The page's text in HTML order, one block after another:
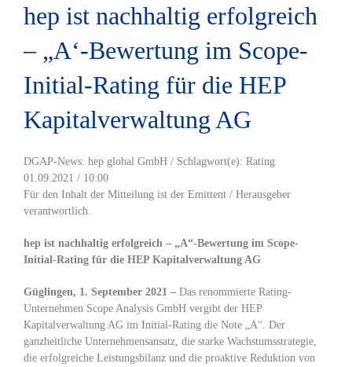
hep ist nachhaltig erfolgreich
– „A‘-Bewertung im Scope-
Initial-Rating für die HEP
Kapitalverwaltung AG
DGAP-News: hep global GmbH / Schlagwort(e): Rating
01.09.2021 / 10:00
Für den Inhalt der Mitteilung ist der Emittent / Herausgeber
verantwortlich.
hep ist nachhaltig erfolgreich – „A“-Bewertung im Scope-
Initial-Rating für die HEP Kapitalverwaltung AG
Güglingen, 1. September 2021 – Das renommierte Rating-
Unternehmen Scope Analysis GmbH vergibt der HEP
Kapitalverwaltung AG im Initial-Rating die Note „A“. Der
ganzheitliche Unternehmensansatz, die starke Wachstumsstrategie,
die erfolgreiche Leistungsbilanz und die proaktive Reduktion von